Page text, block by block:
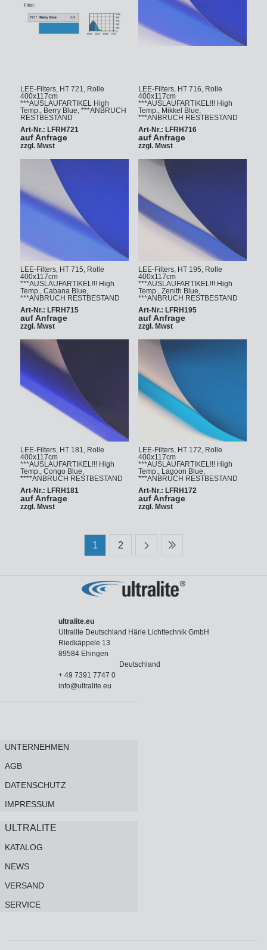
LEE-Filters, HT 721, Rolle
400x117cm
***AUSLAUFARTIKEL High
Temp., Berry Blue, ***ANBRUCH
RESTBESTAND
Art-Nr.: LFRH721
auf Anfrage
zzgl. Mwst
LEE-Filters, HT 716, Rolle
400x117cm
***AUSLAUFARTIKEL!!! High
Temp., Mikkel Blue,
***ANBRUCH RESTBESTAND
Art-Nr.: LFRH716
auf Anfrage
zzgl. Mwst
LEE-Filters, HT 715, Rolle
400x117cm
***AUSLAUFARTIKEL!!! High
Temp., Cabana Blue,
***ANBRUCH RESTBESTAND
Art-Nr.: LFRH715
auf Anfrage
zzgl. Mwst
LEE-Filters, HT 195, Rolle
400x117cm
***AUSLAUFARTIKEL!!! High
Temp., Zenith Blue,
***ANBRUCH RESTBESTAND
Art-Nr.: LFRH195
auf Anfrage
zzgl. Mwst
LEE-Filters, HT 181, Rolle
400x117cm
***AUSLAUFARTIKEL!!! High
Temp., Congo Blue,
****ANBRUCH RESTBESTAND
Art-Nr.: LFRH181
auf Anfrage
zzgl. Mwst
LEE-Filters, HT 172, Rolle
400x117cm
***AUSLAUFARTIKEL!!! High
Temp., Lagoon Blue,
***ANBRUCH RESTBESTAND
Art-Nr.: LFRH172
auf Anfrage
zzgl. Mwst
1 2
ultralite.eu
Ultralite Deutschland Härle Lichttechnik GmbH
Riedkäppele 13
89584 Ehingen
Deutschland
+ 49 7391 7747 0
info@ultralite.eu
UNTERNEHMEN
AGB
DATENSCHUTZ
IMPRESSUM
ULTRALITE
KATALOG
NEWS
VERSAND
SERVICE